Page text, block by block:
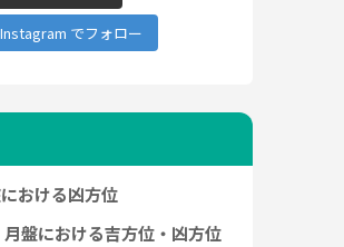
Instagram でフォロー
おける凶方位
盤における吉方位・凶方位